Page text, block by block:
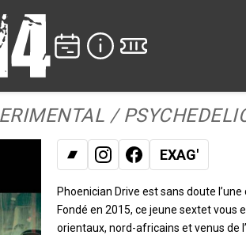
/
Facebook
Bandcamp EXAG'
Instagram
Phoenician Drive est sans doute
Fondé en 2015, ce jeune sextet
orientaux, nord-africains et venus de